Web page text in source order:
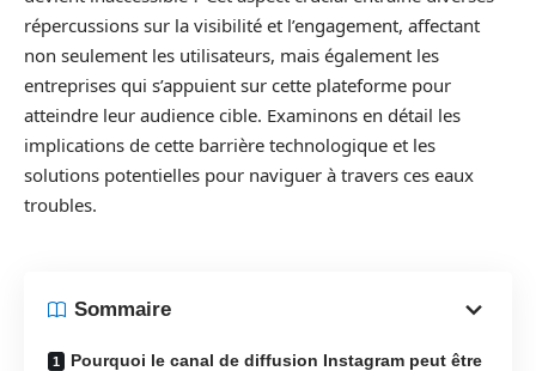
répercussions sur la visibilité et l’engagement, affectant
non seulement les utilisateurs, mais également les
entreprises qui s’appuient sur cette plateforme pour
atteindre leur audience cible. Examinons en détail les
implications de cette barrière technologique et les
solutions potentielles pour naviguer à travers ces eaux
troubles.
Sommaire
Pourquoi le canal de diffusion Instagram peut être